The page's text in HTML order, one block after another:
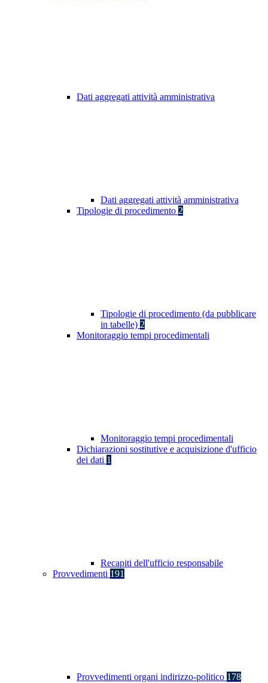
Dati aggregati attività amministrativa
Dati aggregati attività amministrativa
Tipologie di procedimento 2
Tipologie di procedimento (da pubblicare
in tabelle) 2
Monitoraggio tempi procedimentali
Monitoraggio tempi procedimentali
Dichiarazioni sostitutive e acquisizione d'ufficio
dei dati 1
Recapiti dell'ufficio responsabile
Provvedimenti 191
Provvedimenti organi indirizzo-politico 178